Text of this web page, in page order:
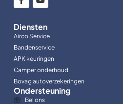
Diensten
Airco Service
Bandenservice
APK keuringen
Camper onderhoud
Bovag autoverzekeringen
Ondersteuning
Bel ons